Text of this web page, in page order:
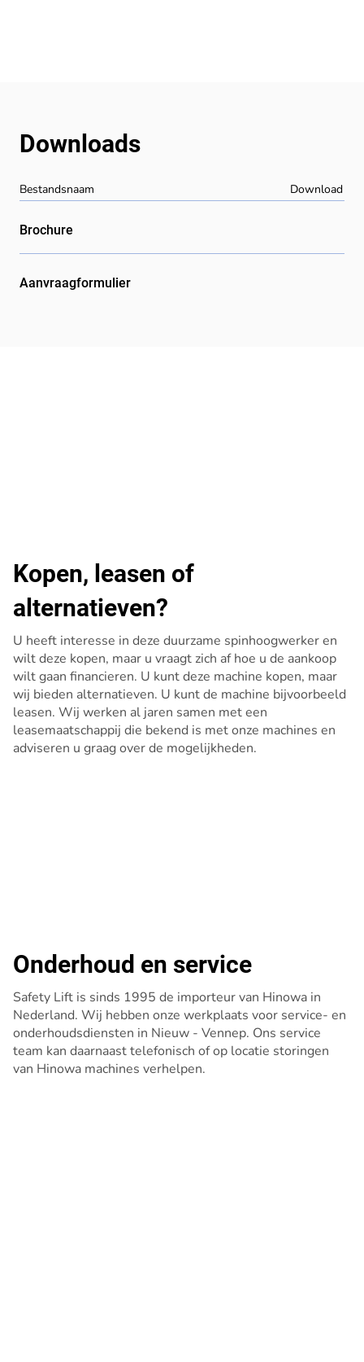
Bestandsnaam Download
Downloads
Brochure
Aanvraagformulier
Onderhoud en service
Safety Lift is sinds 1995 de importeur van Hinowa in
Nederland. Wij hebben onze werkplaats voor service- en
onderhoudsdiensten in Nieuw - Vennep. Ons service
team kan daarnaast telefonisch of op locatie storingen
van Hinowa machines verhelpen.
Kopen, leasen of
alternatieven?
U heeft interesse in deze duurzame spinhoogwerker en
wilt deze kopen, maar u vraagt zich af hoe u de aankoop
wilt gaan financieren. U kunt deze machine kopen, maar
wij bieden alternatieven. U kunt de machine bijvoorbeeld
leasen. Wij werken al jaren samen met een
leasemaatschappij die bekend is met onze machines en
adviseren u graag over de mogelijkheden.